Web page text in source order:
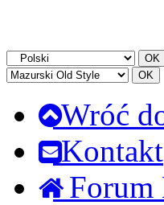
Wróć
Kontakt
Forum